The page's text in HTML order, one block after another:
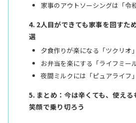
家事のアウトソーシングは「令
2人目ができても家事を回すた
選
夕食作りが楽になる「ツクリオ」
お弁当を楽にする「ライフミール
夜間ミルクには「ピュアライフ」
まとめ：今は辛くても、使え
笑顔で乗り切ろう